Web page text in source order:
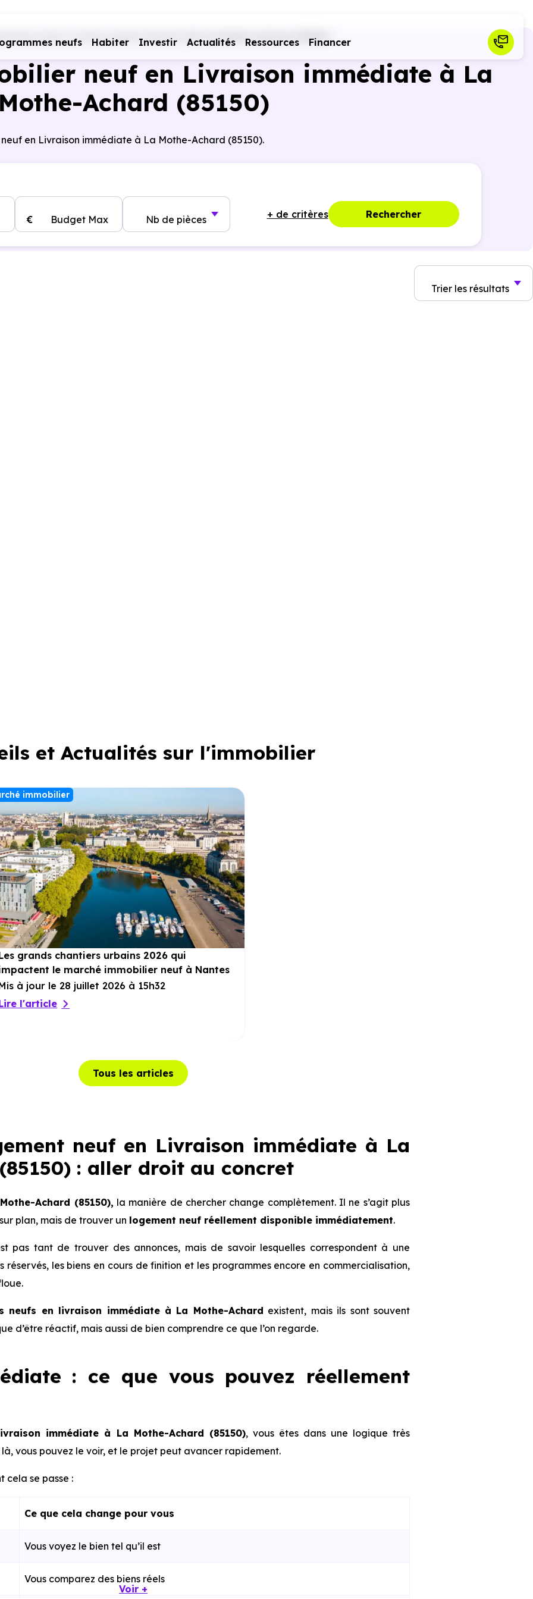
neufs Habiter Investir Actualités Ressources Financer
neufs Livraison rapide Vendée (85) La Mothe-Achard (85150)
neuf en Livraison immédiate à La
Mothe-Achard (85150)
en Livraison immédiate à La Mothe-Achard (85150).
Budget Max
€ Nb de pièces + de critères Rechercher
Trier les résultats
et Actualités sur l'immobilier
immobilier
grands chantiers urbains 2026 qui
le marché immobilier neuf à Nantes
à jour le 28 juillet 2026 à 15h32
l'article
Tous les articles
neuf en Livraison immédiate à La
: aller droit au concret
Achard (85150), la manière de chercher change complètement. Il ne s’agit plus
plan, mais de trouver un logement neuf réellement disponible immédiatement.
pas tant de trouver des annonces, mais de savoir lesquelles correspondent à une
réservés, les biens en cours de finition et les programmes encore en commercialisation,
neufs en livraison immédiate à La Mothe-Achard existent, mais ils sont souvent
d’être réactif, mais aussi de bien comprendre ce que l’on regarde.
: ce que vous pouvez réellement
immédiate à La Mothe-Achard (85150), vous êtes dans une logique très
vous pouvez le voir, et le projet peut avancer rapidement.
cela se passe :
Ce que cela change pour vous
Vous voyez le bien tel qu’il est
Vous comparez des biens réels
Voir +